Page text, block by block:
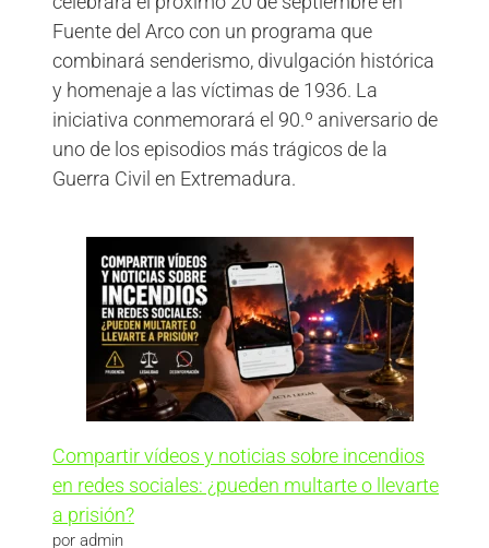
Fuente del Arco con un programa que
combinará senderismo, divulgación histórica
y homenaje a las víctimas de 1936. La
iniciativa conmemorará el 90.º aniversario de
uno de los episodios más trágicos de la
Guerra Civil en Extremadura.
Compartir vídeos y noticias sobre incendios
en redes sociales: ¿pueden multarte o llevarte
a prisión?
por admin